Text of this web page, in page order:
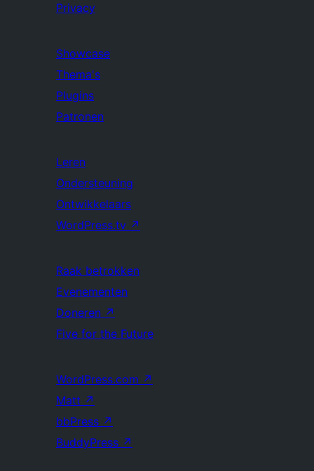
Privacy
Showcase
Thema's
Plugins
Patronen
Leren
Ondersteuning
Ontwikkelaars
WordPress.tv ↗
Raak betrokken
Evenementen
Doneren ↗
Five for the Future
WordPress.com ↗
Matt ↗
bbPress ↗
BuddyPress ↗